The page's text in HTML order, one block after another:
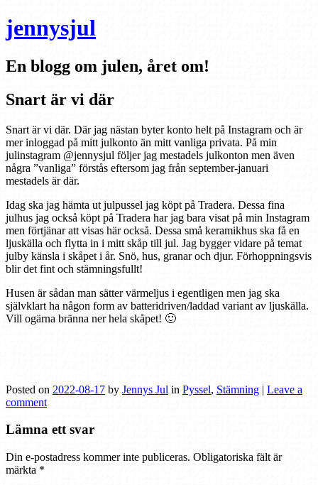
jennysjul
En blogg om julen, året om!
Snart är vi där
Snart är vi där. Där jag nästan byter konto helt på Instagram och är
mer inloggad på mitt julkonto än mitt vanliga privata. På min
julinstagram @jennysjul följer jag mestadels julkonton men även
några ”vanliga” förstås eftersom jag från september-januari
mestadels är där.
Idag ska jag hämta ut julpussel jag köpt på Tradera. Dessa fina
julhus jag också köpt på Tradera har jag bara visat på min Instagram
men förtjänar att visas här också. Dessa små keramikhus ska få en
ljuskälla och flytta in i mitt skåp till jul. Jag bygger vidare på temat
julby känsla i skåpet i år. Snö, hus, granar och djur. Förhoppningsvis
blir det fint och stämningsfullt!
Husen är sådan man sätter värmeljus i egentligen men jag ska
självklart ha någon form av batteridriven/laddad variant av ljuskälla.
Vill ogärna bränna ner hela skåpet! 🙂
Posted on 2022-08-17 by Jennys Jul in Pyssel, Stämning | Leave a
comment
Lämna ett svar
Din e-postadress kommer inte publiceras. Obligatoriska fält är
märkta *